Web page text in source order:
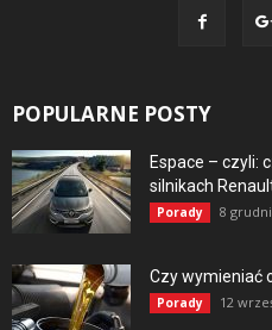
POPULARNE POSTY
Espace – czyli:
silnikach
Porady 8
Czy wymieniać
Porady 12